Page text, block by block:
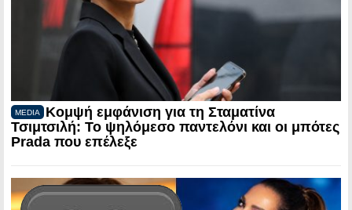
MEDIA
Κομψή εμφάνιση για τη Σταματίνα
Τσιμτσιλή: Το ψηλόμεσο παντελόνι και οι μπότες
Prada που επέλεξε